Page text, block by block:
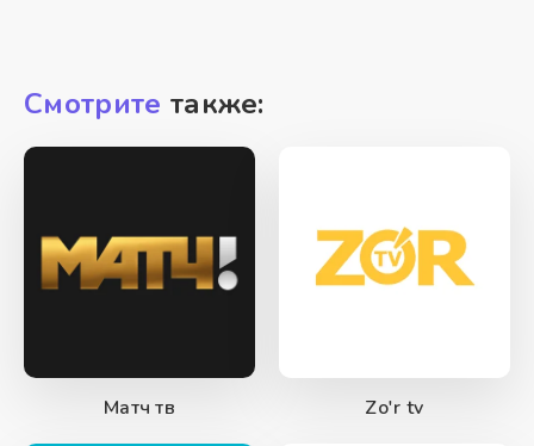
Смотрите также:
Матч тв Zo'r tv